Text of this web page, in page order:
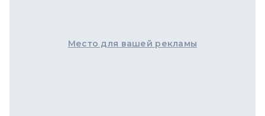
Место для вашей рекламы